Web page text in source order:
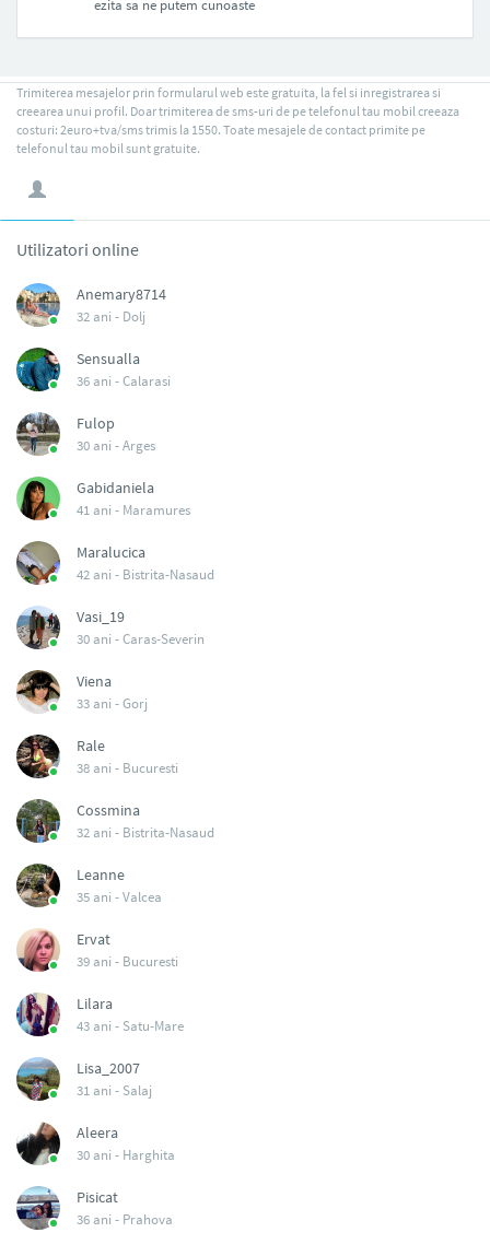
ezita sa ne putem cunoaste
Trimiterea mesajelor prin formularul web este gratuita, la fel si inregistrarea si
creearea unui profil. Doar trimiterea de sms-uri de pe telefonul tau mobil creeaza
costuri: 2euro+tva/sms trimis la 1550. Toate mesajele de contact primite pe
telefonul tau mobil sunt gratuite.
Utilizatori online
Anemary8714
32 ani - Dolj
Sensualla
36 ani -Calarasi
Fulop
30 ani -Arges
Gabidaniela
41 ani - Maramures
Maralucica
42 ani - Bistrita-Nasaud
Vasi_19
30 ani -Caras-Severin
Viena
33 ani -Gorj
Rale
38 ani - Bucuresti
Cossmina
32 ani - Bistrita-Nasaud
Leanne
35 ani -Valcea
Ervat
39 ani - Bucuresti
Lilara
43 ani - Satu-Mare
Lisa_2007
31 ani - Salaj
Aleera
30 ani - Harghita
Pisicat
36 ani - Prahova